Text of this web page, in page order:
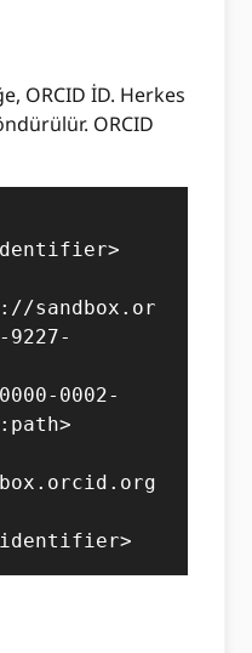
ORCID İD. Herkes
ORCID
sandbox.or
identifier>